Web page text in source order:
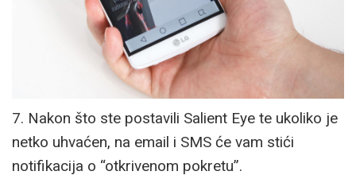
7. Nakon što ste postavili Salient Eye te ukoliko je
netko uhvaćen, na email i SMS će vam stići
notifikacija o “otkrivenom pokretu”.